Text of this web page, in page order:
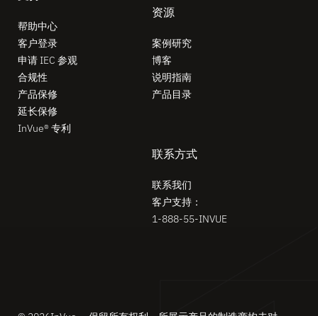
帮助中心
客户登录
申请 IEC 参观
合规性
产品保修
延长保修
InVue® 专利
资源
案例研究
博客
说明指南
产品目录
联系方式
联系我们
客户支持：
1-888-55-INVUE